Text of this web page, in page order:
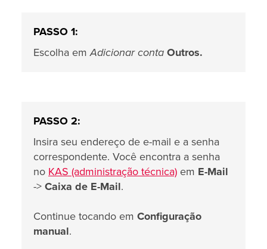
PASSO 1:
Escolha emAdicionar conta Outros.
PASSO 2:
Insira seu endereço de e-mail e a senha
correspondente. Você encontra a senha
no KAS (administração técnica) em E-Mail
-> Caixa de E-Mail.
Continue tocando em Configuração
manual.